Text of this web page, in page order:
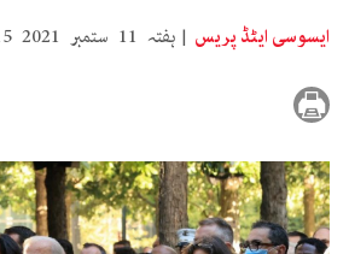
ایسوسی ایٹڈ پریس
ہفتہ 11 ستمبر 2021 19:15